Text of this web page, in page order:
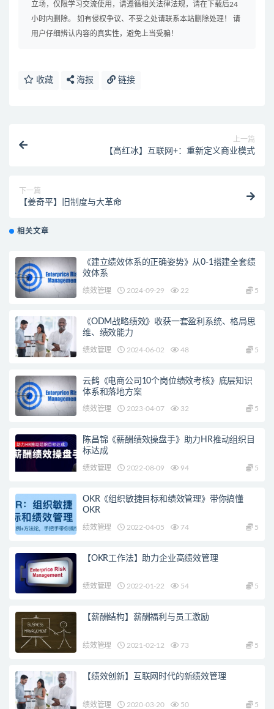
立场，仅限学习交流使用，请遵循相关法律法规，请在下载后24
小时内删除。 如有侵权争议、不妥之处请联系本站删除处理！ 请
用户仔细辨认内容的真实性，避免上当受骗！
收藏 海报 链接
上一篇
【高红冰】互联网+：重新定义商业模式
下一篇
【姜奇平】旧制度与大革命
相关文章
《建立绩效体系的正确姿势》从0-1搭建全套绩
效体系
绩效管理 2024-09-29 22 5
《ODM战略绩效》收获一套盈利系统、格局思
维、绩效能力
绩效管理 2024-06-02 48 5
云鹤《电商公司10个岗位绩效考核》底层知识
体系和落地方案
绩效管理 2023-04-07 32 5
陈昌锦《薪酬绩效操盘手》助力HR推动组织目
标达成
绩效管理 2022-08-09 94 5
OKR《组织敏捷目标和绩效管理》带你搞懂
OKR
绩效管理 2022-04-05 74 5
【OKR工作法】助力企业高绩效管理
绩效管理 2022-01-22 54 5
【薪酬结构】薪酬福利与员工激励
绩效管理 2021-02-12 73 5
【绩效创新】互联网时代的新绩效管理
绩效管理 2020-03-20 50 5